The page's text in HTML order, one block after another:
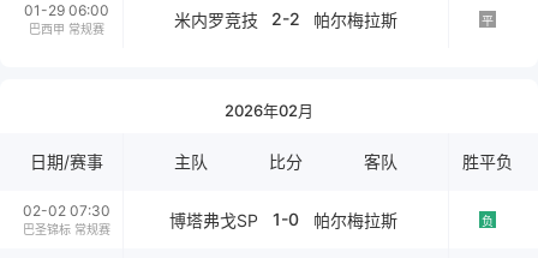
01-29 06:00
巴西甲 常规赛 米内罗竞技 2-2 帕尔梅拉斯 平
2026年02月
日期/赛事 主队 比分 客队 胜平负
02-02 07:30
巴圣锦标 常规赛 博塔弗戈SP 1-0 帕尔梅拉斯 负